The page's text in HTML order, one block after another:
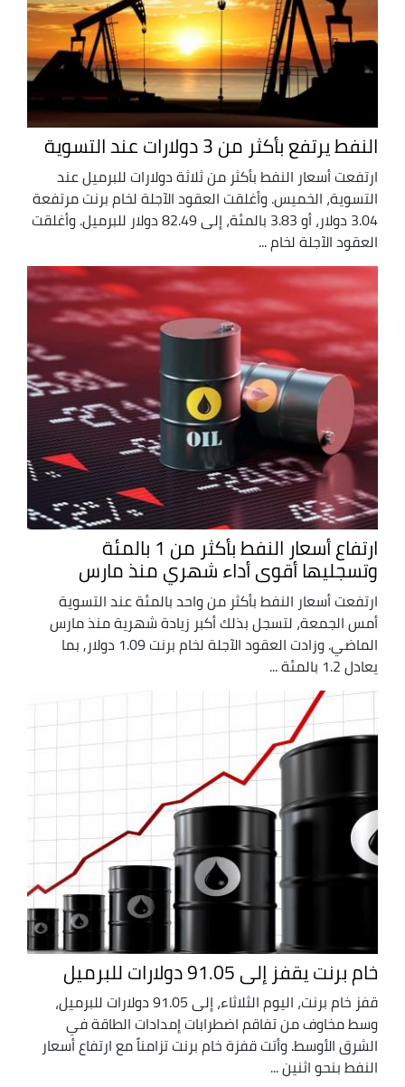
النفط يرتفع بأكثر من 3 دولارات عند التسوية
ارتفعت أسعار النفط بأكثر من ثلاثة دولارات للبرميل عند
‌التسوية، الخميس. وأغلقت العقود الآجلة لخام برنت ‌مرتفعة
3.04 دولار، أو 3.83 بالمئة، إلى 82.49 دولار للبرميل. وأغلقت
العقود الآجلة لخام ...
ارتفاع أسعار النفط بأكثر من 1 بالمئة
وتسجليها أقوى أداء شهري منذ مارس
ارتفعت أسعار ‌النفط بأكثر من واحد بالمئة عند التسوية
أمس الجمعة، لتسجل بذلك أكبر ‌زيادة شهرية منذ مارس
الماضي. وزادت العقود الآجلة لخام برنت 1.09 دولار, بما
يعادل 1.2 بالمئة ...
خام برنت يقفز إلى 91.05 دولارات للبرميل
قفز خام برنت، اليوم الثلاثاء، إلى 91.05 دولارات للبرميل،
وسط مخاوف من تفاقم اضطرابات إمدادات الطاقة في
الشرق الأوسط. وأتت قفزة خام برنت تزامناً مع ارتفاع أسعار
‌النفط بنحو اثنين ...